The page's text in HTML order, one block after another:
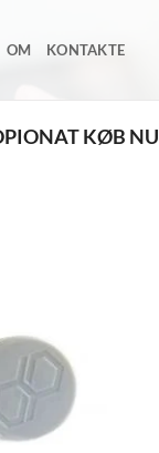
OM KONTAKTE
KØB NU